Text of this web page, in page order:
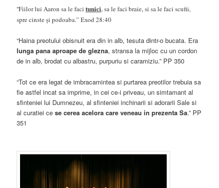
“Fiilor lui Aaron sa le facitunici, sa le faci braie, si sa le faci scufii,
spre cinste și podoaba.” Exod 28:40
“Haina preotului obisnuit era din in alb, tesuta dintr-o bucata. Era
lunga pana aproape de glezna, stransa la mijloc cu un cordon
de in alb, brodat cu albastru, purpuriu si caramiziu.” PP 350
“Tot ce era legat de imbracamintea si purtarea preotilor trebuia sa
fie astfel incat sa imprime, in cei ce-i priveau, un simtamant al
sfinteniei lui Dumnezeu, al sfinteniei inchinarii si adorarii Sale si
al curatiei cese cerea acelora care veneau in prezenta Sa.” PP
351